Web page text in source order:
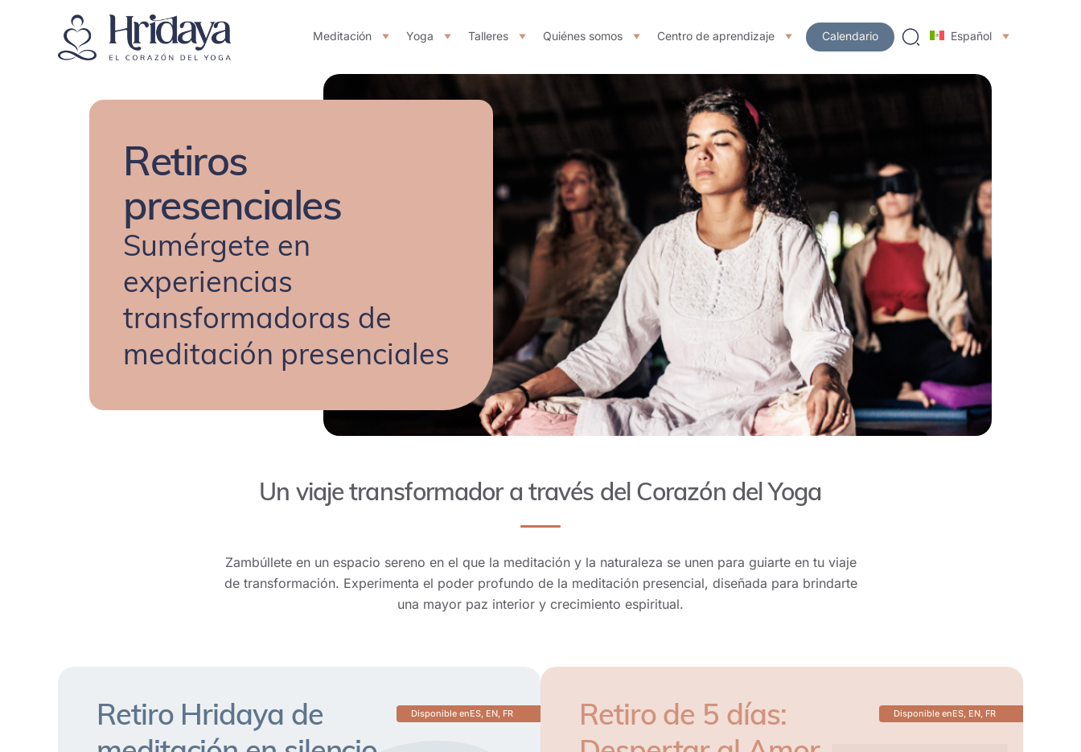
Meditación Yoga Talleres Quiénes somos Centro de aprendizaje Calendario Español
Retiros
presenciales
Sumérgete en
experiencias
transformadoras de
meditación presenciales
Un viaje transformador a través del Corazón del Yoga
Zambúllete en un espacio sereno en el que la meditación y la naturaleza se unen para guiarte en tu viaje
de transformación. Experimenta el poder profundo de la meditación presencial, diseñada para brindarte
una mayor paz interior y crecimiento espiritual.
Disponible enES, EN, FR
Retiro Hridaya de
Disponible enES, EN, FR
Retiro de 5 días: